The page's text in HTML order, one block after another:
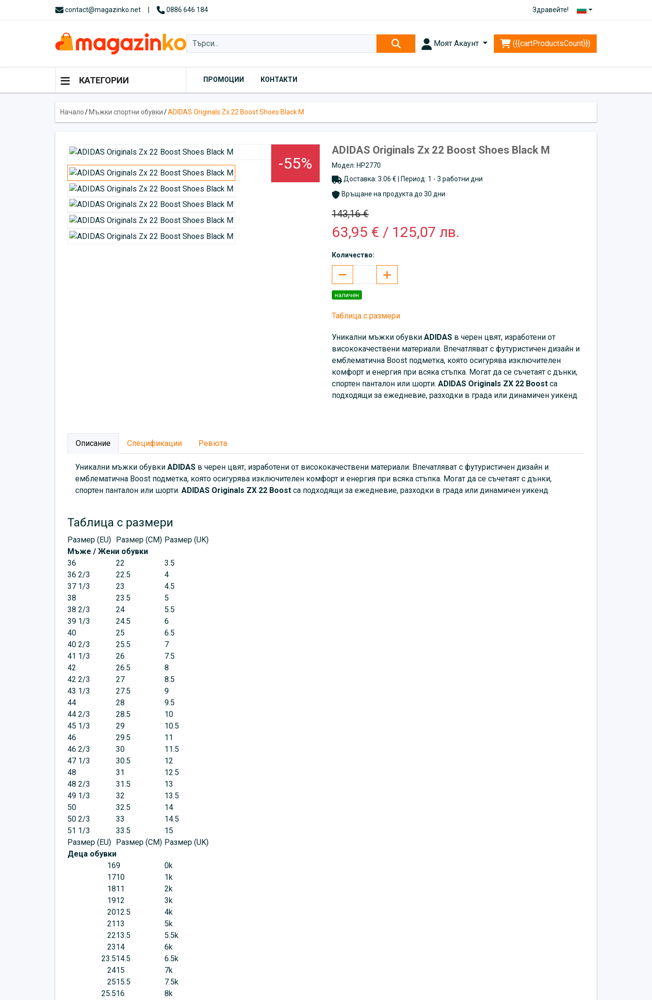
contact@magazinko.net 0886 646 184 Здравейте!
Моят Акаунт ({{cartProductsCount}})
КАТЕГОРИИ ПРОМОЦИИ КОНТАКТИ
Начало/ Мъжки спортни обувки/ADIDAS Originals Zx 22 Boost Shoes Black M
-55%
ADIDAS Originals Zx 22 Boost Shoes Black M
Модел: HP2770
Доставка: 3.06 € | Период: 1 - 3 работни дни
Връщане на продукта до 30 дни
143,16 €
63,95 € / 125,07 лв.
Количество:
наличен
Таблица с размери
Уникални мъжки обувки ADIDAS в черен цвят, изработени от
висококачествени материали. Впечатляват с футуристичен дизайн и
емблематична Boost подметка, която осигурява изключителен
комфорт и енергия при всяка стъпка. Могат да се съчетаят с дънки,
спортен панталон или шорти. ADIDAS Originals ZX 22 Boost са
подходящи за ежедневие, разходки в града или динамичен уикенд.
Описание Спецификации Ревюта
Уникални мъжки обувки ADIDAS в черен цвят, изработени от висококачествени материали. Впечатляват с футуристичен дизайн и
емблематична Boost подметка, която осигурява изключителен комфорт и енергия при всяка стъпка. Могат да се съчетаят с дънки,
спортен панталон или шорти. ADIDAS Originals ZX 22 Boost са подходящи за ежедневие, разходки в града или динамичен уикенд.
Таблица с размери
Размер (EU) Размер (CM) Размер (UK)
Мъже / Жени обувки
36
22
3.5
36 2/3
22.5
4
37 1/3
23
4.5
38
23.5
5
38 2/3
24
5.5
39 1/3
24.5
6
40
25
6.5
40 2/3
25.5
7
41 1/3
26
7.5
42
26.5
8
42 2/3
27
8.5
43 1/3
27.5
9
44
28
9.5
44 2/3
28.5
10
45 1/3
29
10.5
46
29.5
11
46 2/3
30
11.5
47 1/3
30.5
12
48
31
12.5
48 2/3
31.5
13
49 1/3
32
13.5
50
32.5
14
50 2/3
33
14.5
51 1/3
33.5
15
Размер (EU)
Размер (CM) Размер (UK)
Деца обувки
169
0k
1710
1k
1811
2k
1912
3k
2012.5
4k
21 13
5k
2213.5
5.5k
2314
6k
23.514.5
6.5k
2415
7k
2515.5
7.5k
25.516
8k